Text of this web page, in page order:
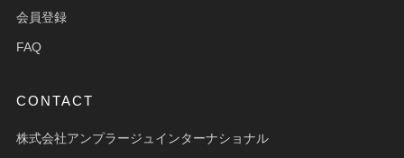
会員登録
FAQ
CONTACT
株式会社アンプラージュインターナショナル